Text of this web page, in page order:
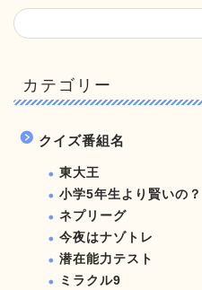
カテゴリー
クイズ番組名
東大王
小学5年生より賢いの？
ネプリーグ
今夜はナゾトレ
潜在能力テスト
ミラクル9